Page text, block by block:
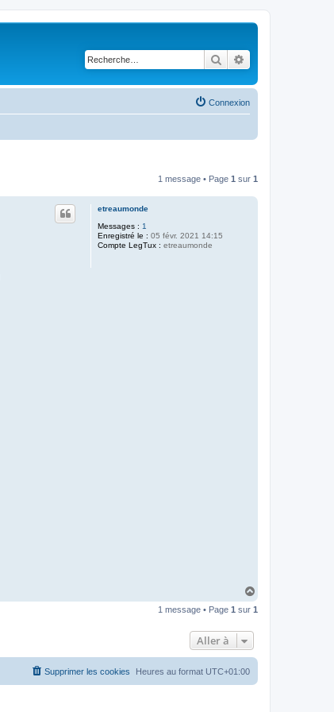
Rechercher
Connexion
1 message • Page 1 sur 1
etreaumonde
Messages : 1
Enregistré le : 05 févr. 2021 14:15
Compte LegTux : etreaumonde
u
1 message • Page 1 sur 1
Aller à
Heures au format UTC+01:00
Supprimer les cookies